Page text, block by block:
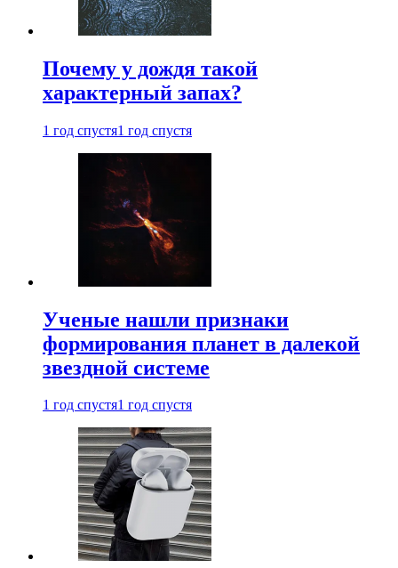
Почему у дождя такой
характерный запах?
1 год спустя1 год спустя
Ученые нашли признаки
формирования планет в далекой
звездной системе
1 год спустя1 год спустя